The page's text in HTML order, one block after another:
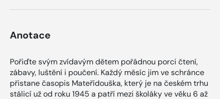
Anotace
Pořiďte svým zvídavým dětem pořádnou porci čtení,
zábavy, luštění i poučení. Každý měsíc jim ve schránce
přistane časopis Mateřídouška, který je na českém trhu
stálicí už od roku 1945 a patří mezi školáky ve věku 6 až